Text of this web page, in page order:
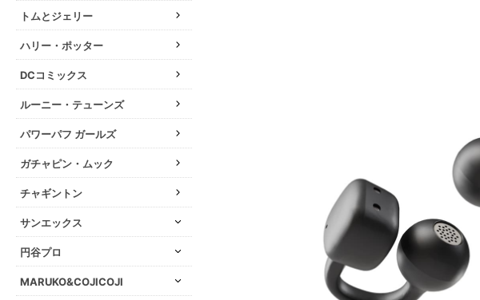
トムとジェリー
ハリー・ポッター
DCコミックス
ルーニー・テューンズ
パワーパフ ガールズ
ガチャピン・ムック
チャギントン
サンエックス
円谷プロ
MARUKO&COJICOJI